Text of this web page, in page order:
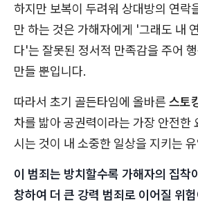
하지만 보복이 두려워 상대방의 연락
만 하는 것은 가해자에게 '그래도 내
다'는 잘못된 정서적 만족감을 주어
만들 뿐입니다.
따라서 초기 골든타임에 올바른 스토
차를 밟아 공권력이라는 가장 안전한
시는 것이 내 소중한 일상을 지키는
이 범죄는 방치할수록 가해자의 집착
창하여 더 큰 강력 범죄로 이어질 위